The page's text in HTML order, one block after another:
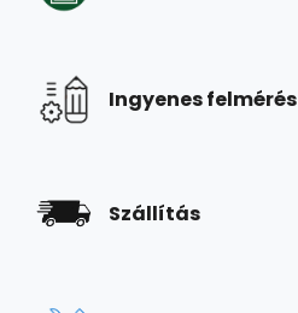
Ingyenes felmérés
Szállítás